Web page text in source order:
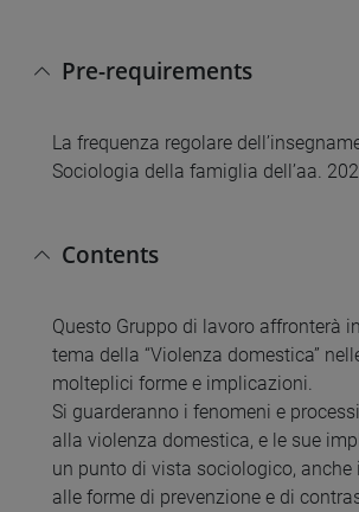
Pre-requirements
La frequenza regolare
Sociologia della famiglia dell’aa.
Contents
Questo Gruppo di lavoro affronterà
tema della “Violenza domestica”
molteplici forme e implicazioni.
Si guarderanno i fenomeni e
alla violenza domestica, e le sue
un punto di vista sociologico, anche
alle forme di prevenzione e di